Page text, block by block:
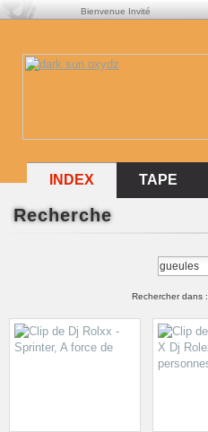
Bienvenue Invité
TAPE
INDEX
INDEX
Recherche
Rechercher dans :